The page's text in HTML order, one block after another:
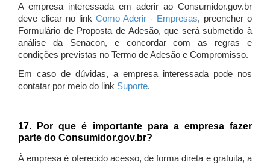
A empresa interessada em aderir ao Consumidor.gov.br
deve clicar no link Como Aderir - Empresas, preencher o
Formulário de Proposta de Adesão, que será submetido à
análise da Senacon, e concordar com as regras e
condições previstas no Termo de Adesão e Compromisso.
Em caso de dúvidas, a empresa interessada pode nos
contatar por meio do link Suporte.
17. Por que é importante para a empresa fazer
parte do Consumidor.gov.br?
À empresa é oferecido acesso, de forma direta e gratuita, a